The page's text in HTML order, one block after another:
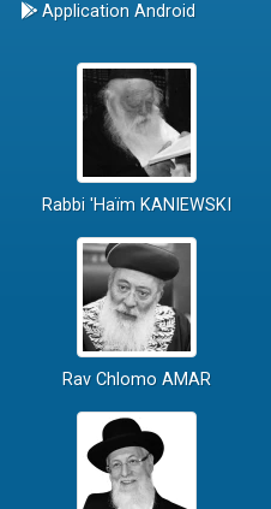
Application Android
Rabbi 'Haïm KANIEWSKI
Rav Chlomo AMAR